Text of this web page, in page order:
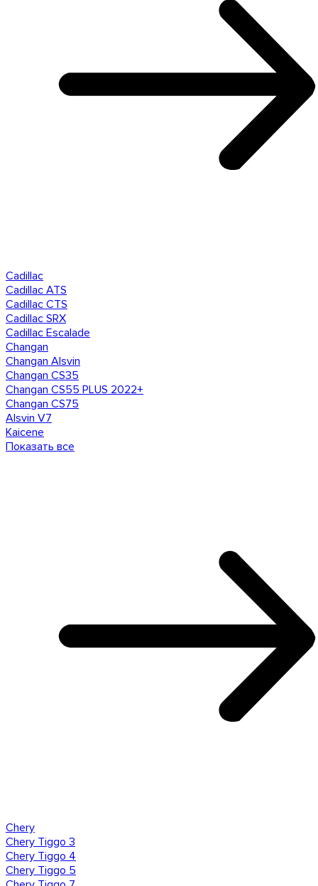
Cadillac
Cadillac ATS
Cadillac CTS
Cadillac SRX
Cadillac Escalade
Changan
Changan Alsvin
Changan CS35
Changan CS55 PLUS 2022+
Changan CS75
Alsvin V7
Kaicene
Показать все
Chery
Chery Tiggo 3
Chery Tiggo 4
Chery Tiggo 5